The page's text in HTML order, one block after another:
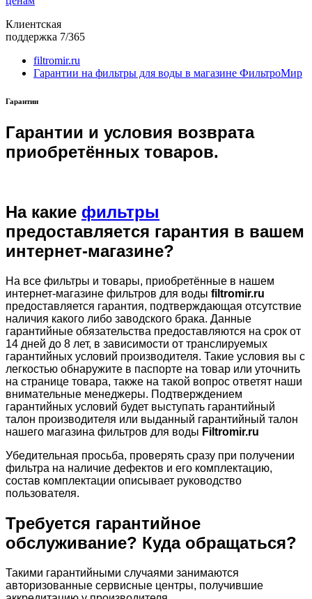
Клиентская
поддержка 7/365
filtromir.ru
Гарантии на фильтры для воды в магазине ФильтроМир
Гарантии
Гарантии и условия возврата
приобретённых товаров.
На какие фильтры
предоставляется гарантия в вашем
интернет-магазине?
На все фильтры и товары, приобретённые в нашем
интернет-магазине фильтров для воды filtromir.ru
предоставляется гарантия, подтверждающая отсутствие
наличия какого либо заводского брака. Данные
гарантийные обязательства предоставляются на срок от
14 дней до 8 лет, в зависимости от транслируемых
гарантийных условий производителя. Такие условия вы с
легкостью обнаружите в паспорте на товар или уточнить
на странице товара, также на такой вопрос ответят наши
внимательные менеджеры. Подтверждением
гарантийных условий будет выступать гарантийный
талон производителя или выданный гарантийный талон
нашего магазина фильтров для воды Filtromir.ru
Убедительная просьба, проверять сразу при получении
фильтра на наличие дефектов и его комплектацию,
состав комплектации описывает руководство
пользователя.
Требуется гарантийное
обслуживание? Куда обращаться?
Такими гарантийными случаями занимаются
авторизованные сервисные центры, получившие